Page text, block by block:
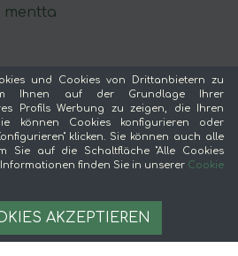
AÑADIR A LA CESTA
mentta
und Cookies von Drittanbietern zu
Ihnen auf der Grundlage Ihrer
Profils Werbung zu zeigen, die Ihren
können Cookies konfigurieren oder
klicken. Sie können auch alle
Sie auf die Schaltfläche "Alle Cookies
Informationen finden Sie in unserer Cookie
AKZEPTIEREN